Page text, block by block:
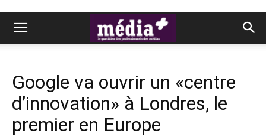
Google va ouvrir un «centre
d’innovation» à Londres, le
premier en Europe